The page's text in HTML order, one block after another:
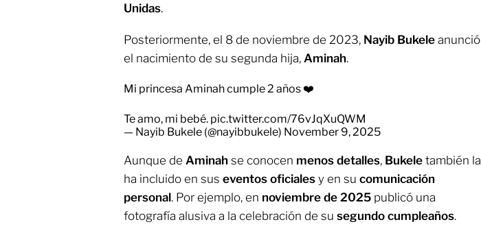
Unidas.
Posteriormente, el 8 de noviembre de 2023, Nayib Bukele anunció
el nacimiento de su segunda hija, Aminah.
Mi princesa Aminah cumple 2 años ❤️
Te amo, mi bebé. pic.twitter.com/76vJqXuQWM
— Nayib Bukele (@nayibbukele) November 9, 2025
Aunque de Aminah se conocen menos detalles, Bukele también la
ha incluido en sus eventos oficiales y en su comunicación
personal. Por ejemplo, en noviembre de 2025 publicó una
fotografía alusiva a la celebración de su segundo cumpleaños.